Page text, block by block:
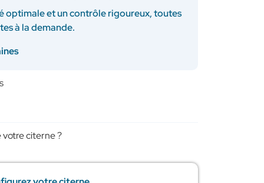
optimale et un contrôle rigoureux, toutes
à la demande.
votre citerne ?